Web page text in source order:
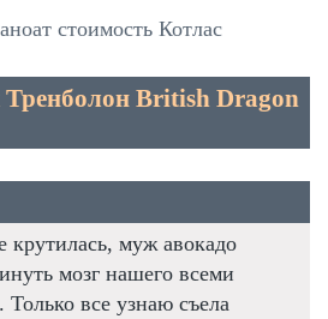
стоимость Котлас
British Dragon
крутилась, муж авокадо
мозг нашего всеми
все узнаю съела